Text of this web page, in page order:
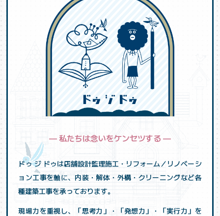
— 私たちは念いをケンセツする —
ドゥ ジ ドゥは店舗設計監理施工・リフォーム／リノベーシ
ョン工事を軸に、内装・解体・外構・クリーニングなど各
種建築工事を承っております。
現場力を重視し、「思考力」・「発想力」・「実行力」を